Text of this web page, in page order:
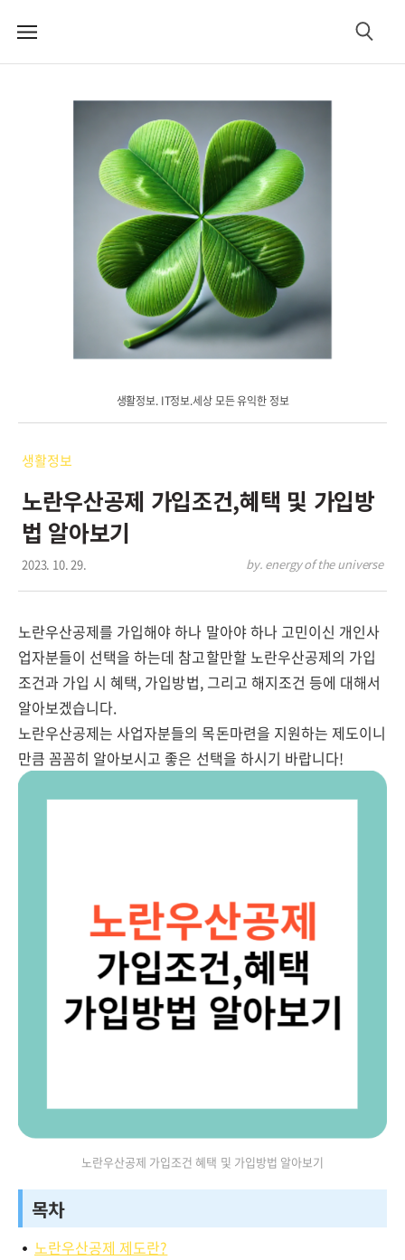
메
검
생활정보. IT정보.세상 모든 유익한 정보
생활정보
노란우산공제 가입조건,혜택 및 가입방
법 알아보기
2023. 10. 29. by. energy of the universe
노란우산공제를 가입해야 하나 말아야 하나 고민이신 개인사
업자분들이 선택을 하는데 참고할만할 노란우산공제의 가입
조건과 가입 시 혜택, 가입방법, 그리고 해지조건 등에 대해서
알아보겠습니다.
노란우산공제는 사업자분들의 목돈마련을 지원하는 제도이니
만큼 꼼꼼히 알아보시고 좋은 선택을 하시기 바랍니다!
노란우산공제 가입조건 혜택 및 가입방법 알아보기
목차
노란우산공제 제도란?